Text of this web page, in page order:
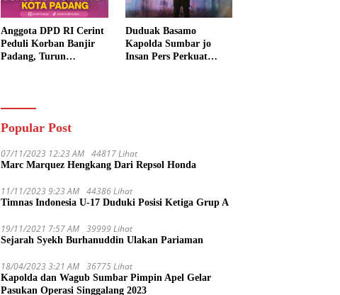
Anggota DPD RI Cerint
Peduli Korban Banjir
Padang, Turun
Duduak Basamo
Kapolda Sumbar jo
Insan Pers Perkuat
Popular Post
07/11/2023 12:23 AM 44817 Lihat
Marc Marquez Hengkang Dari Repsol Honda
11/11/2023 9:23 AM 44386 Lihat
Timnas Indonesia U-17 Duduki Posisi Ketiga Grup A
19/11/2021 7:57 AM 39999 Lihat
Sejarah Syekh Burhanuddin Ulakan Pariaman
18/04/2023 3:21 AM 36775 Lihat
Kapolda dan Wagub Sumbar Pimpin Apel Gelar
Pasukan Operasi Singgalang 2023